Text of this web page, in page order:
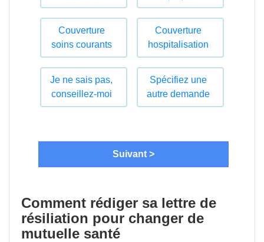
Comment rédiger sa lettre de
résiliation pour changer de
mutuelle santé